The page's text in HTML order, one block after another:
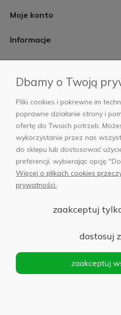
Moje konto
Informacje
AB Foto
+48 797
© 2025 Wszelkie prawa
Sp. z
Siedziba: 02-486
1132646403 KRS
Dbamy o Twoją
Pliki cookies i pokrewne im
poprawne działanie strony i
ofertę do Twoich potrzeb.
wykorzystanie przez nas
do sklepu lub dostosować
preferencji, wybierając opcję
Więcej o plikach cookies
prywatności.
zaakceptuj
dostosuj
zaakceptuj